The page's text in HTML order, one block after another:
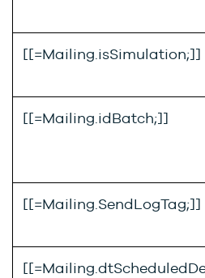
[[=Mailing.isSimulation;]]
[[=Mailing.idBatch;]]
[[=Mailing.SendLogTag;]]